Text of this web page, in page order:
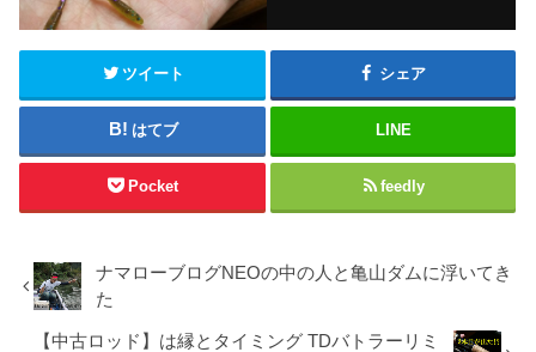
ツイート シェア
はてブ LINE
Pocket feedly
ナマローブログNEOの中の人と亀山ダムに浮いてき
た
【中古ロッド】は縁とタイミング TDバトラーリミ